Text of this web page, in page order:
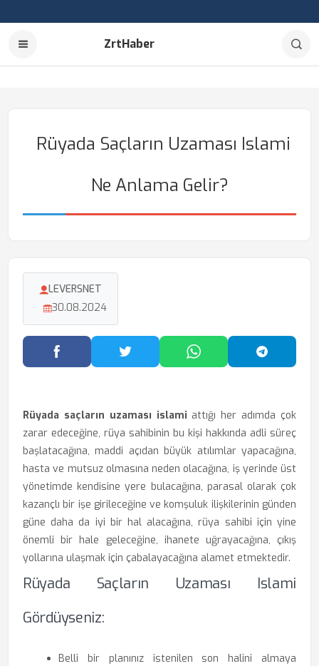
ZrtHaber
Rüyada Saçların Uzaması Islami
Ne Anlama Gelir?
LEVERSNET
30.08.2024
Facebook'ta PaylaşTwitter'da PaylaşWhatsApp'ta Paylaş
Rüyada saçların uzaması islami attığı her adımda çok
zarar edeceğine, rüya sahibinin bu kişi hakkında adli süreç
başlatacağına, maddi açıdan büyük atılımlar yapacağına,
hasta ve mutsuz olmasına neden olacağına, iş yerinde üst
yönetimde kendisine yere bulacağına, parasal olarak çok
kazançlı bir işe girileceğine ve komşuluk ilişkilerinin günden
güne daha da iyi bir hal alacağına, rüya sahibi için yine
önemli bir hale geleceğine, ihanete uğrayacağına, çıkış
yollarına ulaşmak için çabalayacağına alamet etmektedir.
Rüyada Saçların Uzaması Islami
Gördüyseniz:
Belli bir planınız istenilen son halini almaya